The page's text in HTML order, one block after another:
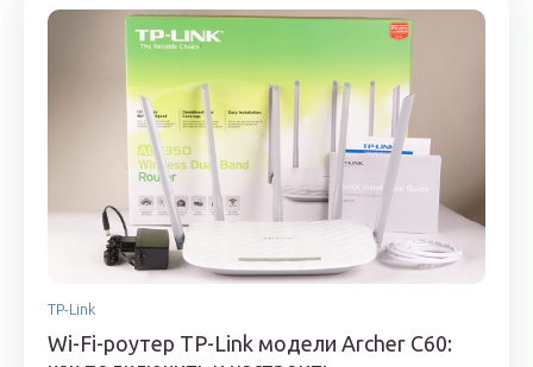
TP-Link
Wi-Fi-роутер TP-Link модели Archer C60: